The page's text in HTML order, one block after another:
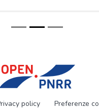
policy
Preferenze